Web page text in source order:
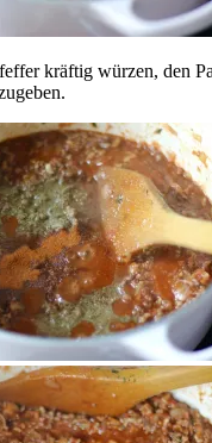
kräftig würzen, den